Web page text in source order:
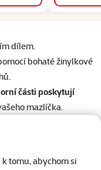
tomu, abychom si
dílem.
bohaté žinylkové
části poskytují
mazlíčka.